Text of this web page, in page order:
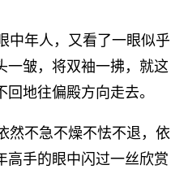
年人，又看了一眼似乎
一皱，将双袖一拂，就这
地往偏殿方向走去。
不急不燥不怯不退，依
高手的眼中闪过一丝欣赏